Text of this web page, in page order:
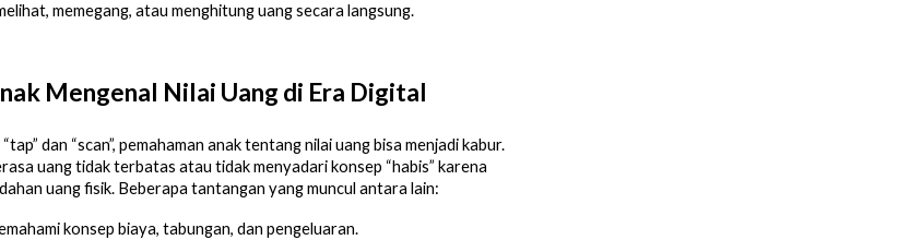
memegang, atau menghitung uang secara langsung.
Mengenal Nilai Uang di Era Digital
dan “scan”, pemahaman anak tentang nilai uang bisa menjadi kabur.
uang tidak terbatas atau tidak menyadari konsep “habis” karena
uang fisik. Beberapa tantangan yang muncul antara lain:
konsep biaya, tabungan, dan pengeluaran.